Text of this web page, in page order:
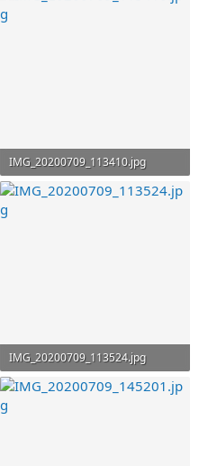
IMG_20200709_113410.jpg
80.2 KB · Görüntüleme: 165
IMG_20200709_113524.jpg
68.1 KB · Görüntüleme: 199